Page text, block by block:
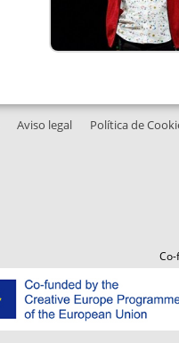
Aviso legal Política de